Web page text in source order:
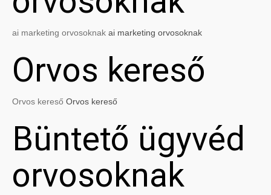
ai marketing orvosoknak ai marketing orvosoknak
Orvos kereső
Orvos kereső Orvos kereső
Büntető ügyvéd
orvosoknak